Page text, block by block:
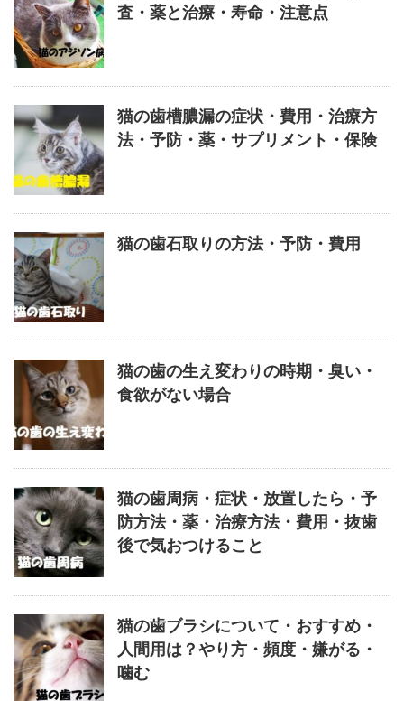
査・薬と治療・寿命・注意点
猫の歯槽膿漏の症状・費用・治療方
法・予防・薬・サプリメント・保険
猫の歯石取りの方法・予防・費用
猫の歯の生え変わりの時期・臭い・
食欲がない場合
猫の歯周病・症状・放置したら・予
防方法・薬・治療方法・費用・抜歯
後で気おつけること
猫の歯ブラシについて・おすすめ・
人間用は？やり方・頻度・嫌がる・
噛む